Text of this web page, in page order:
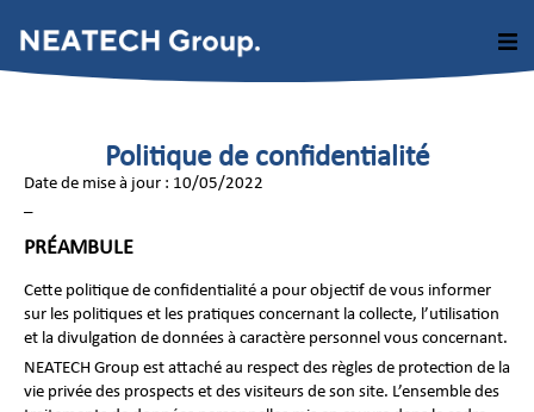
Politique de confidentialité
Date de mise à jour : 10/05/2022
–
PRÉAMBULE
Cette politique de confidentialité a pour objectif de vous informer
sur les politiques et les pratiques concernant la collecte, l’utilisation
et la divulgation de données à caractère personnel vous concernant.
NEATECH Group est attaché au respect des règles de protection de la
vie privée des prospects et des visiteurs de son site. L’ensemble des